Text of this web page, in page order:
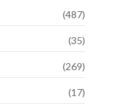
(487)
(35)
(269)
(17)